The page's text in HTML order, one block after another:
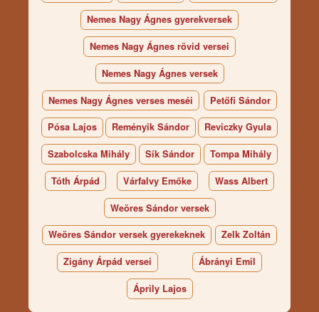
Nemes Nagy Ágnes gyerekversek
Nemes Nagy Ágnes rövid versei
Nemes Nagy Ágnes versek
Nemes Nagy Ágnes verses meséi Petőfi Sándor
Pósa Lajos Reményik Sándor Reviczky Gyula
Szabolcska Mihály Sík Sándor Tompa Mihály
Tóth Árpád Várfalvy Emőke Wass Albert
Weöres Sándor versek
Weöres Sándor versek gyerekeknek Zelk Zoltán
Zigány Árpád versei Ábrányi Emil
Áprily Lajos